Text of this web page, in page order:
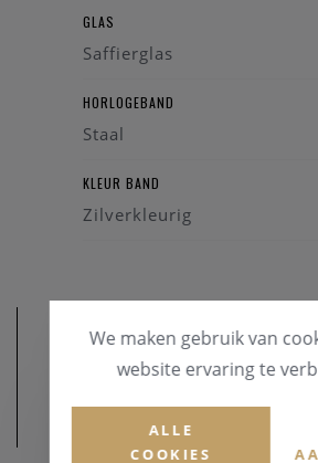
GLAS
Saffierglas
HORLOGEBAND
Staal
KLEUR BAND
Zilverkleurig
AFMETINGEN
We maken gebruik van
website ervaring te
ALLE
COOKIES